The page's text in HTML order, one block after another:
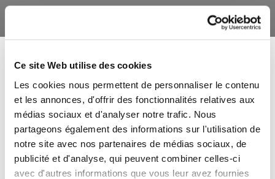
Ce site Web utilise des cookies
Les cookies nous permettent de personnaliser le contenu
et les annonces, d'offrir des fonctionnalités relatives aux
médias sociaux et d'analyser notre trafic. Nous
partageons également des informations sur l'utilisation de
notre site avec nos partenaires de médias sociaux, de
publicité et d'analyse, qui peuvent combiner celles-ci
avec d'autres informations que vous leur avez fournies